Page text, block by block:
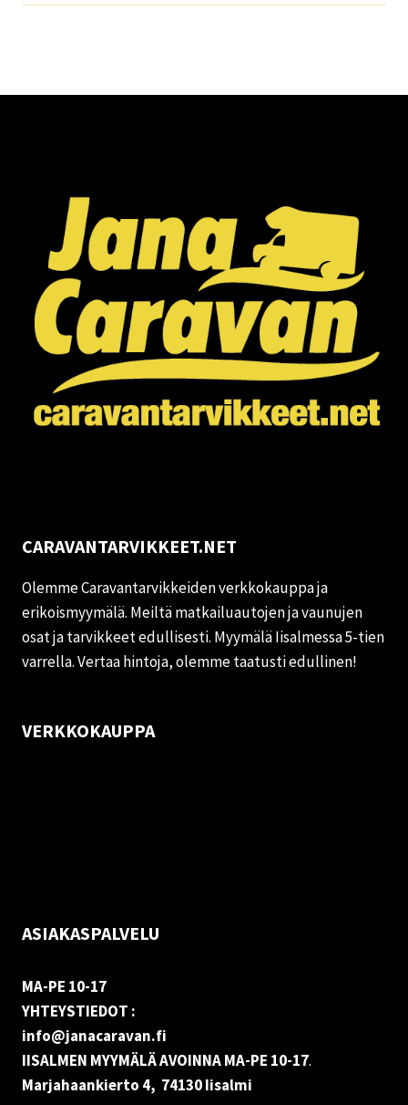
CARAVANTARVIKKEET.NET
Olemme Caravantarvikkeiden verkkokauppa ja
erikoismyymälä. Meiltä matkailuautojen ja vaunujen
osat ja tarvikkeet edullisesti. Myymälä Iisalmessa 5-tien
varrella. Vertaa hintoja, olemme taatusti edullinen!
VERKKOKAUPPA
ASIAKASPALVELU
MA-PE 10-17
YHTEYSTIEDOT :
info@janacaravan.fi
IISALMEN MYYMÄLÄ AVOINNA MA-PE 10-17.
Marjahaankierto 4, 74130 Iisalmi